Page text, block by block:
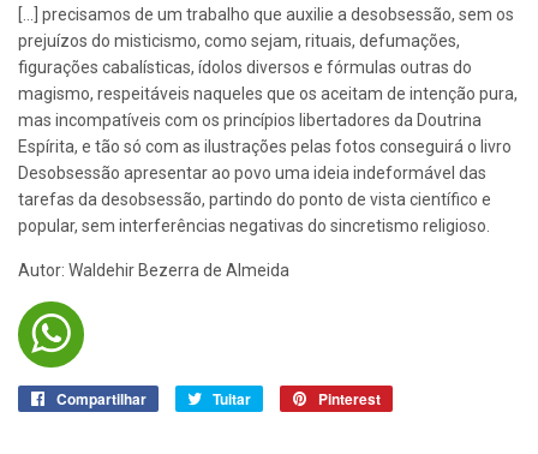
[...] precisamos de um trabalho que auxilie a desobsessão, sem os
prejuízos do misticismo, como sejam, rituais, defumações,
figurações cabalísticas, ídolos diversos e fórmulas outras do
magismo, respeitáveis naqueles que os aceitam de intenção pura,
mas incompatíveis com os princípios libertadores da Doutrina
Espírita, e tão só com as ilustrações pelas fotos conseguirá o livro
Desobsessão apresentar ao povo uma ideia indeformável das
tarefas da desobsessão, partindo do ponto de vista científico e
popular, sem interferências negativas do sincretismo religioso.
Autor: Waldehir Bezerra de Almeida
Compartilhar
Compartilhar
Tuitar Tuitar Pinterest